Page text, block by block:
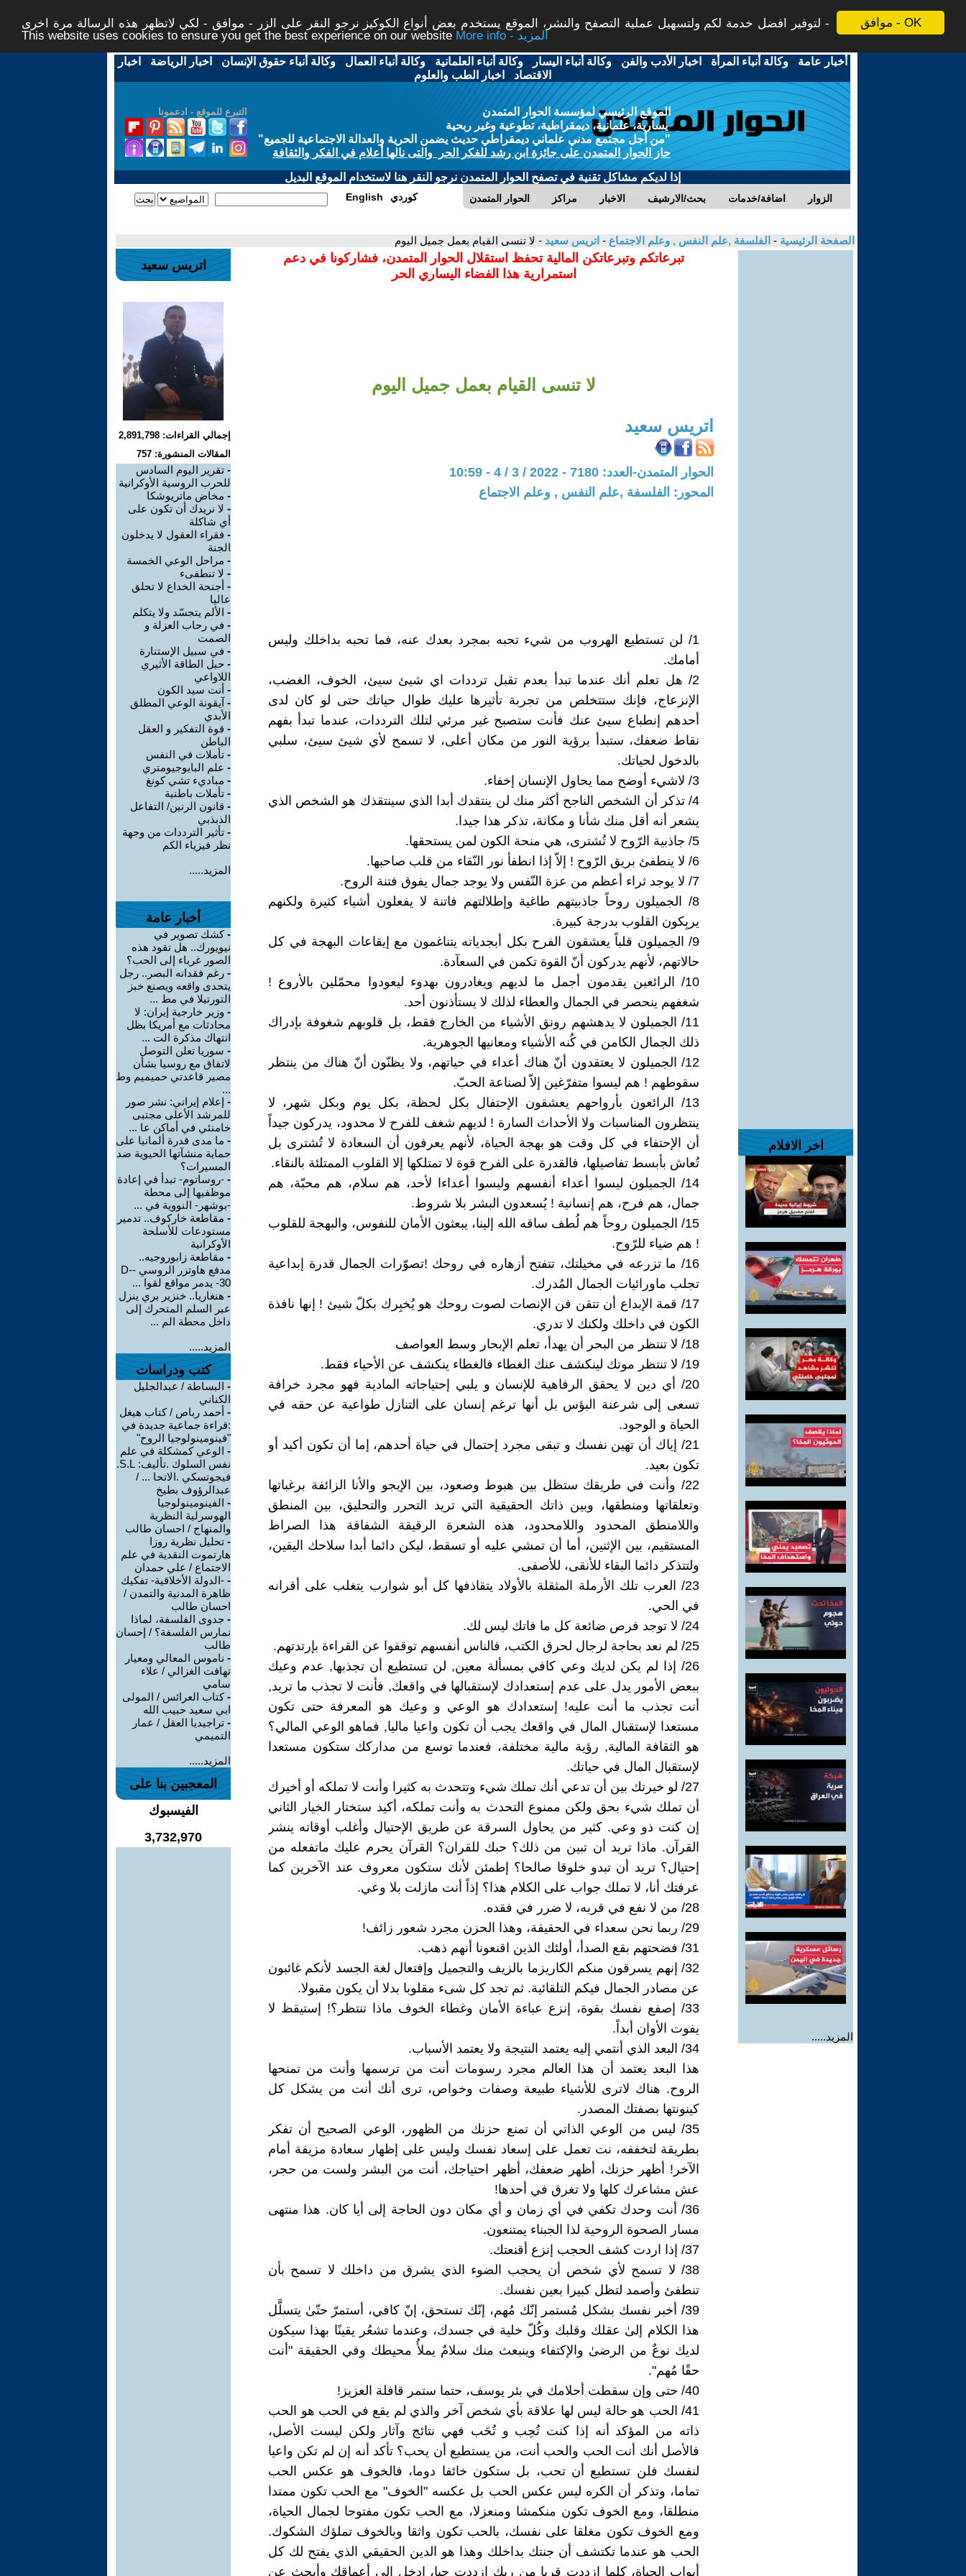
موافق - OK
لتوفير افضل خدمة لكم ولتسهيل عملية التصفح والنشر، الموقع يستخدم بعض أنواع الكوكيز نرجو النقر على الزر - موافق - لكي لاتظهر هذه الرسالة مرة اخرى -
This website uses cookies to ensure you get the best experience on our website
More info - المزيد
أخبار عامة -وكالة أنباء المرأة - اخبار الأدب والفن -وكالة أنباء اليسار -وكالة أنباء العلمانية -وكالة أنباء العمال -وكالة أنباء حقوق الإنسان - اخبار الرياضة - اخبار
الاقتصاد - اخبار الطب والعلوم
التبرع للموقع - ادعمونا
الموقع الرئيسي لمؤسسة الحوار المتمدن
يسارية، علمانية، ديمقراطية، تطوعية وغير ربحية
"من أجل مجتمع مدني علماني ديمقراطي حديث يضمن الحرية والعدالة الاجتماعية للجميع"
حاز الحوار المتمدن على جائزة ابن رشد للفكر الحر والتى نالها أعلام في الفكر والثقافة
إذا لديكم مشاكل تقنية في تصفح الحوار المتمدن نرجو النقر هنا لاستخدام الموقع البديل
الحوار المتمدن مراكز الاخبار بحث/الارشيف اضافة/خدمات الزوار English كوردي
الصفحة الرئيسية - الفلسفة ,علم النفس , وعلم الاجتماع - اتريس سعيد - لا تنسى القيام بعمل جميل اليوم
اخر الافلام
المزيد.....
تبرعاتكم وتبرعاتكن المالية تحفظ استقلال الحوار المتمدن، فشاركونا في دعم
استمرارية هذا الفضاء اليساري الحر
لا تنسى القيام بعمل جميل اليوم
اتريس سعيد
الحوار المتمدن-العدد: 7180 - 2022 / 3 / 4 - 10:59
المحور: الفلسفة ,علم النفس , وعلم الاجتماع
1/ ‏لن تستطيع الهروب من شيء تحبه بمجرد بعدك عنه، فما تحبه بداخلك وليس
أمامك.
2/ هل تعلم أنك عندما تبدأ بعدم تقبل ترددات اي شيئ سيئ، الخوف، الغضب،
الإنزعاج، فإنك ستتخلص من تجربة تأثيرها عليك طوال حياتك حتى لو كان لدى
أحدهم إنطباع سيئ عنك فأنت ستصبح غير مرئي لتلك الترددات، عندما تبدأ بفهم
نقاط ضعفك، ستبدأ برؤية النور من مكان أعلى، لا تسمح لأي شيئ سيئ، سلبي
بالدخول لحياتك.
3/ لاشيء أوضح مما يحاول الإنسان إخفاء.
4/ تذكر أن الشخص الناجح أكثر منك لن ينتقدك أبدا الذي سينتقذك هو الشخص الذي
يشعر أنه أقل منك شأنا و مكانة، تذكر هذا جيدا.
5/ جاذبية الرّوح لا تُشترى، هي منحة الكون لمن يستحقها.
6/ لا ينطفئ بريق الرّوح ! إلاّ إذا انطفأ نور النّقاء من قلب صاحبها.
7/ لا يوجد ثراء أعظم من عزة النّفس ولا يوجد جمال يفوق فتنة الروح.
8/ الجميلون روحاً جاذبيتهم طاغية وإطلالتهم فاتنة لا يفعلون أشياء كثيرة ولكنهم
يربِكون القلوب بدرجة كبيرة.
9/ الجميلون قلباً يعشقون الفرح بكل أبجدياته يتناغمون مع إيقاعات البهجة في كل
حالاتهم، لأنهم يدركون أنّ القوة تكمن في السعآدة.
10/ الرائعين يقدمون أجمل ما لديهم ويغادرون بهدوء ليعودوا محمّلين بالأروع !
شغفهم ينحصر في الجمال والعطاء لذلك لا يستأذنون أحد.
11/ الجميلون لا يدهشهم رونق الأشياء من الخارج فقط، بل قلوبهم شغوفة بإدراك
ذلك الجمال الكامن في كُنه الأشياء ومعانيها الجوهرية.
12/ الجميلون لا يعتقدون أنّ هناك أعداء في حياتهم، ولا يظنّون أنّ هناك من ينتظر
سقوطهم ! هم ليسوا متفرّغين إلاّ لصناعة الحبّ.
13/ الرائعون بأرواحهم يعشقون الإحتفال بكل لحظة، بكل يوم وبكل شهر، لا
ينتظرون المناسبات ولا الأحداث السارة ! لديهم شغف للفرح لا محدود، يدركون جيداً
أن الإحتفاء في كل وقت هو بهجة الحياة، لأنهم يعرفون أن السعادة لا تُشترى بل
تُعاش بأبسط تفاصيلها، فالقدرة على الفرح قوة لا تمتلكها إلا القلوب الممتلئة بالنقاء.
14/ الجميلون ليسوا أعداء أنفسهم وليسوا أعداءا لأحد، هم سلام، هم محبّة، هم
جمال، هم فرح، هم إنسانية ! يُسعدون البشر بلا شروط.
15/ الجميلون روحاً هم لُطف ساقه الله إلينا، يبعثون الأمان للنفوس، والبهجة للقلوب
! هم ضياء للرّوح.
16/ ما تزرعه في مخيلتك، تتفتح أزهاره في روحك !تصوّرات الجمال قدرة إبداعية
تجلب ماورائيات الجمال المُدرك.
17/ قمة الإبداع أن تتقن فن الإنصات لصوت روحك هو يُخبِرك بكلّ شيئ ! إنها نافذة
الكون في داخلك ولكنك لا تدري.
18/ لا تنتظر من البحر أن يهدأ، تعلم الإبحار وسط العواصف
19/ لا تنتظر موتك لينكشف عنك الغطاء فالغطاء ينكشف عن الأحياء فقط.
20/ أي دين لا يحقق الرفاهية للإنسان و يلبي إحتياجاته المادية فهو مجرد خرافة
تسعى إلى شرعنة البؤس بل أنها ترغم إنسان على التنازل طواعية عن حقه في
الحياة و الوجود.
21/ إياك أن تهين نفسك و تبقى مجرد إحتمال في حياة أحدهم، إما أن تكون أكيد أو
تكون بعيد.
22/ وأنت في طريقك ستظل بين هبوط وصعود، بين الإيجو والأنا الزائفة برغباتها
وتعلقاتها ومنطقها، وبين ذاتك الحقيقية التي تريد التحرر والتحليق، بين المنطق
واللامنطق المحدود واللامحدود، هذه الشعرة الرقيقة الشفافة هذا الصراط
المستقيم، بين الإثنين، أما أن تمشي عليه أو تسقط، ليكن دائما أبدا سلاحك اليقين،
ولتتذكر دائما البقاء للأنقى، للأصفى.
23/ العرب تلك الأرملة المثقلة بالأولاد يتقاذفها كل أبو شوارب يتغلب على أقرانه
في الحي.
24/ لا توجد فرص ضائعة كل ما فاتك ليس لك.
25/ لم نعد بحاجة لرجال لحرق الكتب، فالناس أنفسهم توقفوا عن القراءة بإرتدتهم.
26/ إذا لم يكن لديك وعي كافي بمسألة معين, لن تستطيع أن تجذبها, عدم وعيك
ببعض الأمور يدل على عدم إستعدادك لإستقبالها في واقعك, فأنت لا تجذب ما تريد,
أنت تجذب ما أنت عليه! إستعدادك هو الوعي و وعيك هو المعرفة حتى تكون
مستعدا لإستقبال المال في واقعك يجب أن تكون واعيا ماليا, فماهو الوعي المالي؟
هو الثقافة المالية, رؤية مالية مختلفة، فعندما توسع من مداركك ستكون مستعدا
لإستقبال المال في حياتك.
27/ لو خيرتك بين أن تدعي أنك تملك شيء وتتحدث به كثيرا وأنت لا تملكه أو أخيرك
أن تملك شيء بحق ولكن ممنوع التحدث به وأنت تملكه، أكيد ستختار الخيار الثاني
إن كنت ذو وعي. كثير من يحاول السرقة عن طريق الإحتيال وأغلب أوقاته ينشر
القرآن. ماذا تريد أن تبين من ذلك؟ حبك للقران؟ القرآن يحرم عليك ماتفعله من
إحتيال؟ تريد أن تبدو خلوقا صالحا؟ إطمئن لأنك ستكون معروف عند الآخرين كما
عرفتك أنا، لا تملك جواب على الكلام هذا؟ إذاً أنت مازلت بلا وعي.
28/ من لا نفع في قربه، لا ضرر في فقده.
29/ ربما نحن سعداء في الحقيقة، وهذا الحزن مجرد شعور زائف!
31/ فضحتهم بقع الصدأ، أولئك الذين اقنعونا أنهم ذهب.
32/ إنهم يسرقون منكم الكاريزما بالزيف والتجميل وإفتعال لغة الجسد لأنكم غائبون
عن مصادر الجمال فيكم التلقائية. ثم تجد كل شىء مقلوبا بدلا أن يكون مقبولا.
33/ إصفع نفسك بقوة، إنزع عباءة الأمان وغطاء الخوف ماذا تنتظر؟! إستيقظ لا
يفوت الأوان أبداً.
34/ البعد الذي أنتمي إليه يعتمد النتيجة ولا يعتمد الأسباب.
هذا البعد يعتمد أن هذا العالم مجرد رسومات أنت من ترسمها وأنت من تمنحها
الروح. هناك لاترى للأشياء طبيعة وصفات وخواص، ترى أنك أنت من يشكل كل
كينونتها بصفتك المصدر.
35/ ليس من الوعي الذاتي أن تمنع حزنك من الظهور، الوعي الصحيح أن تفكر
بطريقة لتخففه، نت تعمل على إسعاد نفسك وليس على إظهار سعادة مزيفة أمام
الآخر! أظهر حزنك، أظهر ضعفك، أظهر احتياجك، أنت من البشر ولست من حجر،
عش مشاعرك كلها ولا تغرق في أحدها!
36/ أنت وحدك تكفي في أي زمان و أي مكان دون الحاجة إلى أيا كان. هذا منتهى
مسار الصحوة الروحية لذا الجبناء يمتنعون.
37/ إذا اردت كشف الحجب إنزع أقنعتك.
38/ لا تسمح لأي شخص أن يحجب الضوء الذي يشرق من داخلك لا تسمح بأن
تنطفئ وأصمد لتظل كبيرا بعين نفسك.
39/ ‏أخبر نفسك بشكل مُستمر إنّك مُهم، إنّك تستحق، إنّ كافي، أستمرّ حتّىٰ يتسلَّل
هذا الكلام إلىٰ عقلك وقلبك وكُلّ خلية في جسدك، وعندما تشعُر يقينًا بهذا سيكون
لديك نوعٌ من الرضىٰ والإكتفاء وينبعث منك سلامٌ يملأُ محيطك وفي الحقيقة "أنت
حقًا مُهم".
40/ حتى وإن سقطت أحلامك في بئر يوسف، حتما ستمر قافلة العزيز!
41/ الحب هو حالة ليس لها علاقة بأي شخص آخر والذي لم يقع في الحب هو الحب
ذاته من المؤكد أنه إذا كنت تُحِب و تُحَب فهي نتائج وآثار ولكن ليست الأصل،
فالأصل أنك أنت الحب والحب أنت، من يستطيع أن يحب؟ تأكد أنه إن لم تكن واعيا
لنفسك فلن تستطيع أن تحب، بل ستكون خائفا دوما، فالخوف هو عكس الحب
تماما، وتذكر أن الكره ليس عكس الحب بل عكسه "الخوف" مع الحب تكون ممتدا
منطلقا، ومع الخوف تكون منكمشا ومنعزلا، مع الحب تكون مفتوحا لجمال الحياة،
ومع الخوف تكون مغلقا على نفسك، بالحب تكون واثقا وبالخوف تملؤك الشكوك.
الحب هو عندما تكتشف أن جنتك بداخلك وهذا هو الدين الحقيقي الذي يفتح لك كل
أبواب الحياة، كلما إزددت قربا من ربك إزددت حبا، إدخل إلى أعماقك وأبحث عن
اتريس سعيد
إجمالي القراءات: 2,891,798
المقالات المنشورة: 757
- تقرير اليوم السادس
للحرب الروسية الأوكرانية
- مخاض ماتريوشكا
- لا نريدك أن تكون على
أي شاكلة
- فقراء العقول لا يدخلون
الجنة
- مراحل الوعي الخمسة
- لا تنطفىء
- أجنحة الخداع لا تحلق
عاليا
- الألم يتجسّد ولا يتكلم
- في رحاب العزلة و
الصمت
- في سبيل الإستنارة
- حبل الطاقة الأثيري
اللاواعي
- أنت سيد الكون
- آيقونة الوعي المطلق
الأبدي
- قوة التفكير و العقل
الباطن
- تأملات في النفس
- علم البايوجيومتري
- مباديء تشي كونغ
- تأملات باطنية
- قانون الرنين/ التفاعل
الذبذبي
- تأثير الترددات من وجهة
نظر فيزياء الكم
المزيد.....
أخبار عامة
-كشك تصوير في
نيويورك.. هل تقود هذه
الصور غرباء إلى الحب؟
- رغم فقدانه البصر.. رجل
يتحدى واقعه ويصنع خبز
التورتيلا في مط ...
- وزير خارجية إيران: لا
محادثات مع أمريكا بظل
انتهاك مذكرة الت ...
- سوريا تعلن التوصل
لاتفاق مع روسيا بشأن
مصير قاعدتي حميميم وط
...
- إعلام إيراني: نشر صور
للمرشد الأعلى مجتبى
خامنئي في أماكن عا ...
- ما مدى قدرة ألمانيا على
حماية منشآتها الحيوية ضد
المسيرات؟
- -روساتوم- تبدأ في إعادة
موظفيها إلى محطة
-بوشهر- النووية في ...
- مقاطعة خاركوف.. تدمير
مستودعات للأسلحة
الأوكرانية
- مقاطعة زابوروجيه..
مدفع هاوتزر الروسي -D-
30- يدمر مواقع لقوا ...
- هنغاريا.. خنزير بري ينزل
عبر السلم المتحرك إلى
داخل محطة الم ...
المزيد.....
كتب ودراسات
- البساطة / عبدالجليل
الكناني
- أحمد رباص / كتاب هيغل
:قراءة جماعية جديدة في
"فينومينولوجيا الروح"
- الوعي كمشكلة في علم
نفس السلوك .تأليف: S.L.
فيجوتسكي .الاتحا ... /
عبدالرؤوف بطيخ
- الفينومينولوجيا
الهوسرلية النظرية
والمنهاج / احسان طالب
- تحليل نظرية روزا
هارتموت النقدية في علم
الاجتماع / علي حمدان
- -الدولة الأخلاقية- تفكيك
ظاهرة المدنية والتمدن /
احسان طالب
- جدوى الفلسفة، لماذا
نمارس الفلسفة؟ / إحسان
طالب
- ناموس المعالي ومعيار
تهافت الغزالي / علاء
سامي
-كتاب العرائس / المولى
ابي سعيد حبيب الله
- تراجيديا العقل / عمار
التميمي
المزيد.....
المعجبين بنا على
الفيسبوك
3,732,970